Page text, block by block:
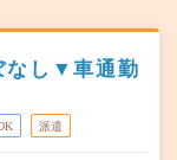
なし▼車通勤
派遣